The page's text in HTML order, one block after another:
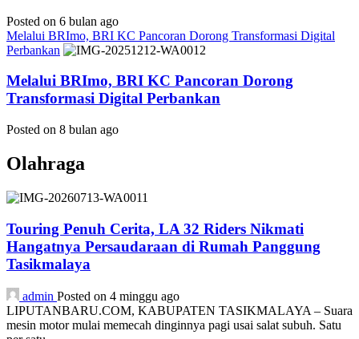
Posted on 6 bulan ago
Melalui BRImo, BRI KC Pancoran Dorong Transformasi Digital
Perbankan
Melalui BRImo, BRI KC Pancoran Dorong
Transformasi Digital Perbankan
Posted on 8 bulan ago
Olahraga
Touring Penuh Cerita, LA 32 Riders Nikmati
Hangatnya Persaudaraan di Rumah Panggung
Tasikmalaya
admin Posted on 4 minggu ago
LIPUTANBARU.COM, KABUPATEN TASIKMALAYA – Suara
mesin motor mulai memecah dinginnya pagi usai salat subuh. Satu